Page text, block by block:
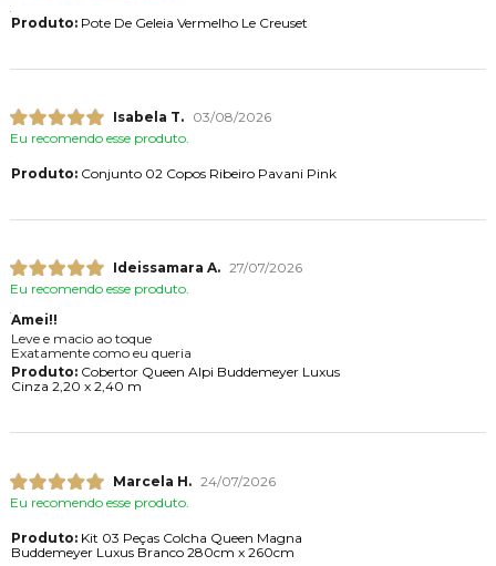
Produto:Pote De Geleia Vermelho Le Creuset
Isabela T.
03/08/2026
Eu recomendo esse produto.
Produto:Conjunto 02 Copos Ribeiro Pavani Pink
Ideissamara A. 27/07/2026
Eu recomendo esse produto.
Amei!!
Leve e macio ao toque
Exatamente como eu queria
Produto:Cobertor Queen Alpi Buddemeyer Luxus
Cinza 2,20 x 2,40 m
Marcela H. 24/07/2026
Eu recomendo esse produto.
Produto:Kit 03 Peças Colcha Queen Magna
Buddemeyer Luxus Branco 280cm x 260cm